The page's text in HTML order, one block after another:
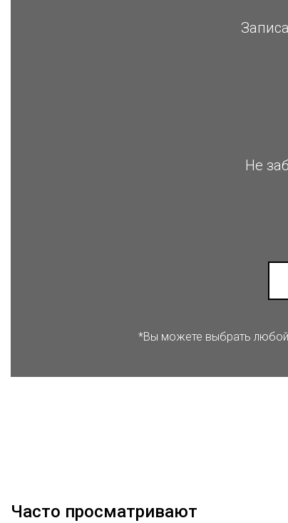
Не
*Вы можете выбрать любой
Часто просматривают